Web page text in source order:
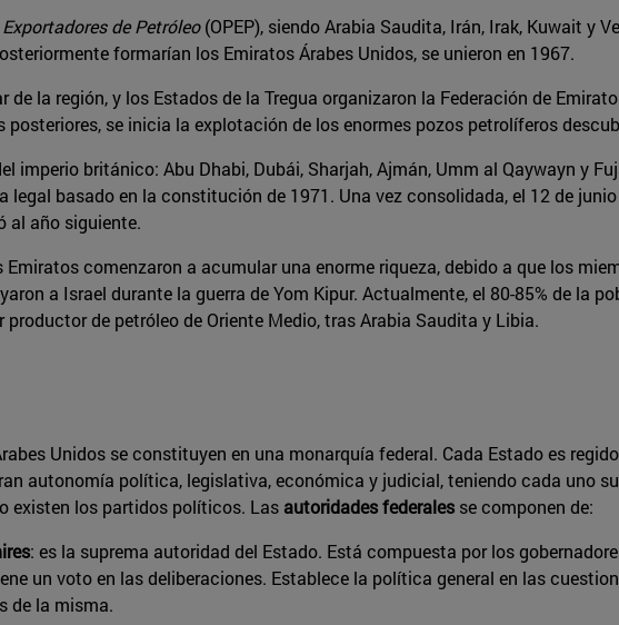
de Petróleo(OPEP), siendo Arabia Saudita, Irán, Irak, Kuwait y
formarían los Emiratos Árabes Unidos, se unieron en 1967.
la región, y los Estados de la Tregua organizaron la Federación de
posteriores, se inicia la explotación de los enormes pozos petrolíferos
imperio británico: Abu Dhabi, Dubái, Sharjah, Ajmán, Umm al Qaywayn y
legal basado en la constitución de 1971. Una vez consolidada, el 12 de
al año siguiente.
comenzaron a acumular una enorme riqueza, debido a que los
a Israel durante la guerra de Yom Kipur. Actualmente, el 80-85% de la
de petróleo de Oriente Medio, tras Arabia Saudita y Libia.
Unidos se constituyen en una monarquía federal. Cada Estado es
autonomía política, legislativa, económica y judicial, teniendo cada uno
existen los partidos políticos. Las autoridades federales se componen de:
: es la suprema autoridad del Estado. Está compuesta por los
un voto en las deliberaciones. Establece la política general en las
de la misma.